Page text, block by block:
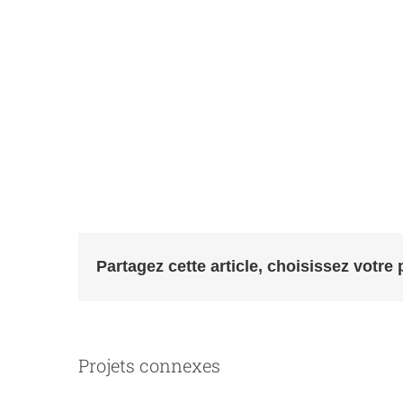
Partagez cette article, choisissez votre
Projets connexes